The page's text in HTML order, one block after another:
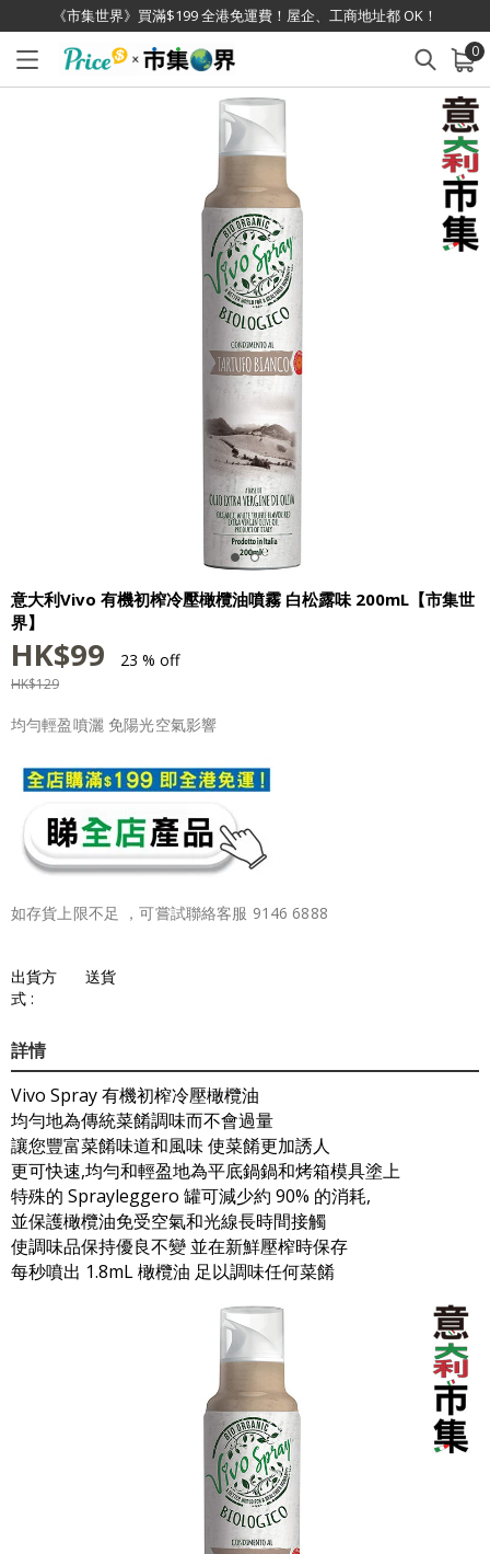
《市集世界》買滿$199 全港免運費！屋企、工商地址都 OK！
0
已加入購物車 查看
意大利Vivo 有機初榨冷壓橄欖油噴霧 白松露味 200mL【市集世
界】
HK$99 23 % off
HK$129
均勻輕盈噴灑 免陽光空氣影響
如存貨上限不足 ，可嘗試聯絡客服 9146 6888
出貨方
式 :
送貨
詳情
Vivo Spray 有機初榨冷壓橄欖油
均勻地為傳統菜餚調味而不會過量
讓您豐富菜餚味道和風味 使菜餚更加誘人
更可快速,均勻和輕盈地為平底鍋鍋和烤箱模具塗上
特殊的 Sprayleggero 罐可減少約 90% 的消耗,
並保護橄欖油免受空氣和光線長時間接觸
使調味品保持優良不變 並在新鮮壓榨時保存
每秒噴出 1.8mL 橄欖油 足以調味任何菜餚